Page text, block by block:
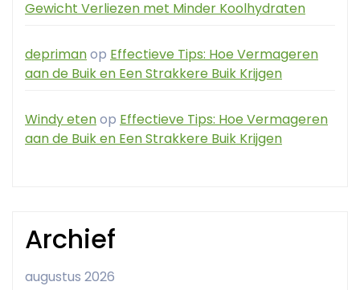
Gewicht Verliezen met Minder Koolhydraten
deprimanop Effectieve Tips: Hoe Vermageren
aan de Buik en Een Strakkere Buik Krijgen
Windy etenop Effectieve Tips: Hoe Vermageren
aan de Buik en Een Strakkere Buik Krijgen
Archief
augustus 2026